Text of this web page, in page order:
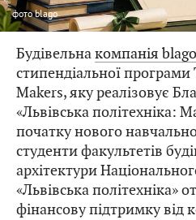
фотоblago
Будівельнакомпанія blago
стипендіальної
Makers, яку реалізовує
«Львівська політехніка:
початку нового
студенти факультетів
архітектури
«Львівська політехніка»
фінансову підтримку від